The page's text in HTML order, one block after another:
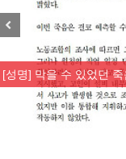
[성명] 막을 수 있었던